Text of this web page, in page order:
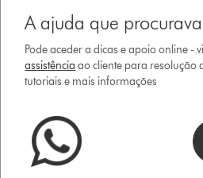
A ajuda que procurava
Pode aceder a dicas e apoio online -
assistência ao cliente para resolução
tutoriais e mais informações